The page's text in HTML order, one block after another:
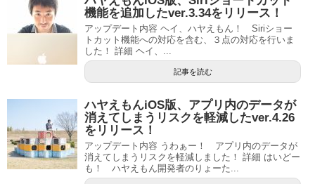
機能を追加したver.3.34をリリース！
アップデート内容 ヘイ、ハヤえもん！ Siriショー
トカット機能への対応を含む、３点の対応を行いま
した！ 詳細 ヘイ、...
記事を読む
ハヤえもんiOS版、アプリ内のデータが
消えてしまうリスクを軽減したver.4.26
をリリース！
アップデート内容 うわぁー！ アプリ内のデータが
消えてしまうリスクを軽減しました！ 詳細 はいどー
も！ ハヤえもん開発者のりょーた...